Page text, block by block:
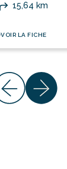
15,64 km
VOIR LA FICHE